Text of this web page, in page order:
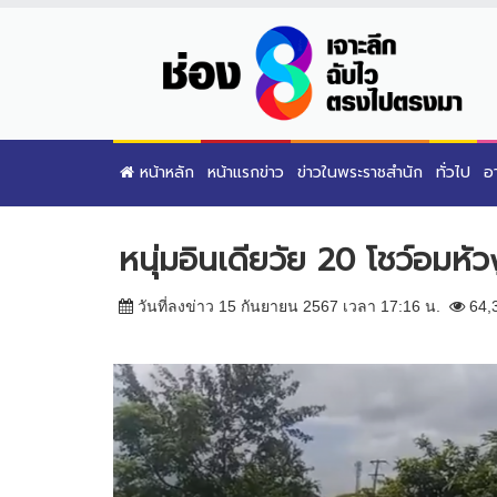
หน้าหลัก หน้าแรกข่าว ข่าวในพระราชสำนัก ทั่วไป อ
หนุ่มอินเดียวัย 20 โชว์อมหั
วันที่ลงข่าว 15 กันยายน 2567 เวลา 17:16 น.